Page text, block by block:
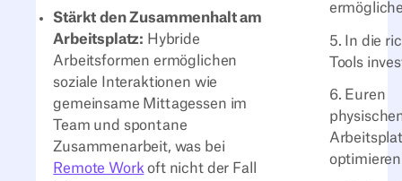
5. In die
Tools
6. Euren
optimieren
Stärkt den Zusammenhalt am
Arbeitsplatz: Hybride
Arbeitsformen ermöglichen
soziale Interaktionen wie
gemeinsame Mittagessen im
Team und spontane
Zusammenarbeit, was bei
Remote Work oft nicht der Fall